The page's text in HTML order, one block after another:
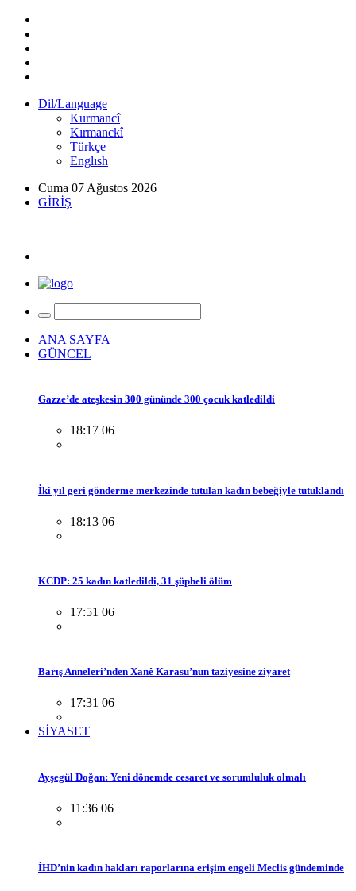
Dil/Language
Kurmancî
Kırmanckî
Türkçe
Englısh
Cuma 07 Ağustos 2026
GİRİŞ
ANA SAYFA
GÜNCEL
Gazze’de ateşkesin 300 gününde 300 çocuk katledildi
18:17 06
İki yıl geri gönderme merkezinde tutulan kadın bebeğiyle tutuklandı
18:13 06
KCDP: 25 kadın katledildi, 31 şüpheli ölüm
17:51 06
Barış Anneleri’nden Xanê Karasu’nun taziyesine ziyaret
17:31 06
SİYASET
Ayşegül Doğan: Yeni dönemde cesaret ve sorumluluk olmalı
11:36 06
İHD’nin kadın hakları raporlarına erişim engeli Meclis gündeminde